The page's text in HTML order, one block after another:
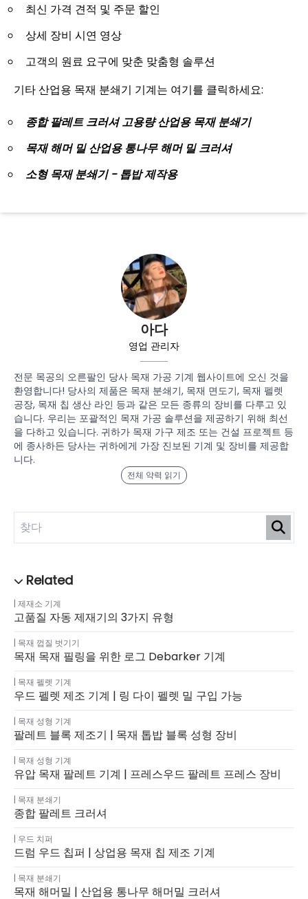
최신 가격 견적 및 주문 할인
상세 장비 시연 영상
고객의 원료 요구에 맞춘 맞춤형 솔루션
기타 산업용 목재 분쇄기 기계는 여기를 클릭하세요:
종합 팔레트 크러셔 고용량 산업용 목재 분쇄기
목재 해머 밀 산업용 통나무 해머 밀 크러셔
소형 목재 분쇄기 - 톱밥 제작용
아다
영업 관리자
전문 목공의 오른팔인 당사 목재 가공 기계 웹사이트에 오신 것을
환영합니다! 당사의 제품은 목재 분쇄기, 목재 면도기, 목재 펠렛
공장, 목재 칩 생산 라인 등과 같은 모든 종류의 장비를 다루고 있
습니다. 우리는 포괄적인 목재 가공 솔루션을 제공하기 위해 최선
을 다하고 있습니다. 귀하가 목재 가구 제조 또는 건설 프로젝트 등
에 종사하든 당사는 귀하에게 가장 진보된 기계 및 장비를 제공합
니다.
전체 약력 읽기
제재소 기계
고품질 자동 제재기의 3가지 유형
목재 껍질 벗기기
목재 목재 필링을 위한 로그 Debarker 기계
목재 펠렛 기계
우드 펠렛 제조 기계 | 링 다이 펠렛 밀 구입 가능
목재 성형 기계
팔레트 블록 제조기 | 목재 톱밥 블록 성형 장비
목재 성형 기계
유압 목재 팔레트 기계 | 프레스우드 팔레트 프레스 장비
목재 분쇄기
종합 팔레트 크러셔
우드 치퍼
드럼 우드 칩퍼 | 상업용 목재 칩 제조 기계
목재 분쇄기
목재 해머밀 | 산업용 통나무 해머밀 크러셔